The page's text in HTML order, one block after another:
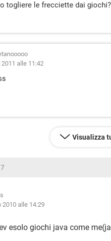
togliere le frecciette dai
2011 alle 11:42
Visualizza
2010 alle 14:29
esolo giochi java come